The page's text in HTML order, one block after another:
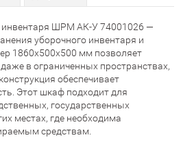
инвентаря ШРМ АК-У 74001026 —
уборочного инвентаря и
1860x500x500 мм позволяет
в ограниченных пространствах,
обеспечивает
Этот шкаф подходит для
государственных
местах, где необходима
средствам.